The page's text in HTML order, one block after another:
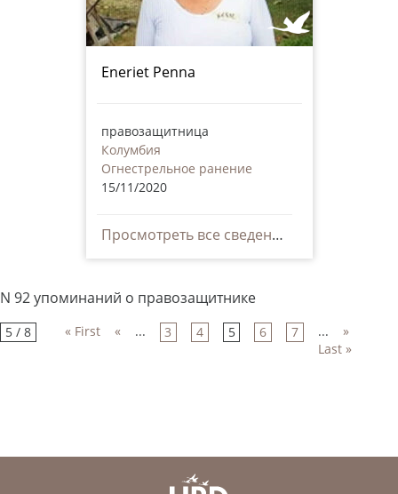
Eneriet Penna
правозащитница
Колумбия
Огнестрельное ранение
15/11/2020
Просмотреть все сведения
N 92 упоминаний о правозащитнике
5 / 8 « First « ... 3 4 5 6 7 ...
»
Last »